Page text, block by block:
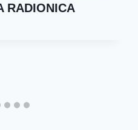
RADIONICA